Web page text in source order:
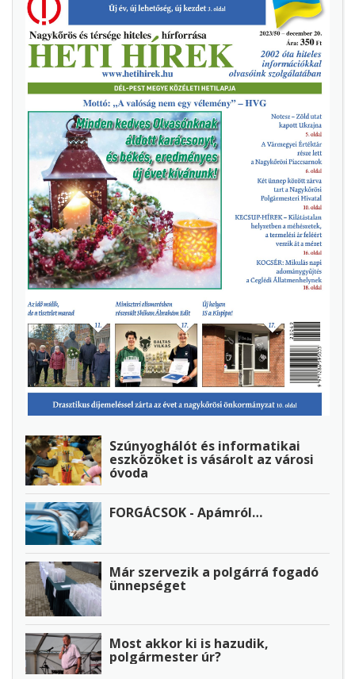
Szúnyoghálót és informatikai
eszközöket is vásárolt az városi
óvoda
FORGÁCSOK - Apámról…
Már szervezik a polgárrá fogadó
ünnepséget
Most akkor ki is hazudik,
polgármester úr?